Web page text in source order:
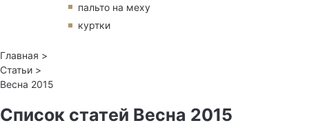
пальто на меху
куртки
Главная >
Статьи >
Весна 2015
Список статей Весна 2015